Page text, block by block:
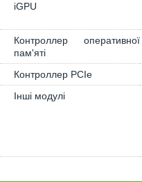
iGPU
Контроллер оперативної
пам'яті
Контроллер PCIe
Інші модулі